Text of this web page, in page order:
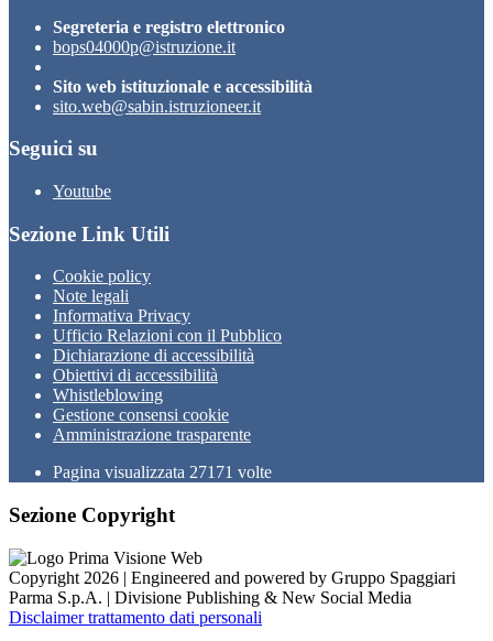
Segreteria e registro elettronico
bops04000p@istruzione.it
Sito web istituzionale e accessibilità
sito.web@sabin.istruzioneer.it
Seguici su
Youtube
Sezione Link Utili
Cookie policy
Note legali
Informativa Privacy
Ufficio Relazioni con il Pubblico
Dichiarazione di accessibilità
Obiettivi di accessibilità
Whistleblowing
Gestione consensi cookie
Amministrazione trasparente
Pagina visualizzata 27171 volte
Sezione Copyright
Copyright 2026 | Engineered and powered by Gruppo Spaggiari
Parma S.p.A. | Divisione Publishing & New Social Media
Disclaimer trattamento dati personali